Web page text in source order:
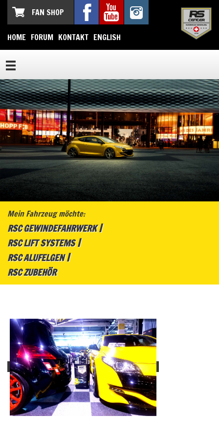
FAN SHOP
HOME FORUM KONTAKT ENGLISH
Mein Fahrzeug möchte:
RSC GEWINDEFAHRWERK
RSC LIFT SYSTEMS
RSC ALUFELGEN
RSC ZUBEHÖR